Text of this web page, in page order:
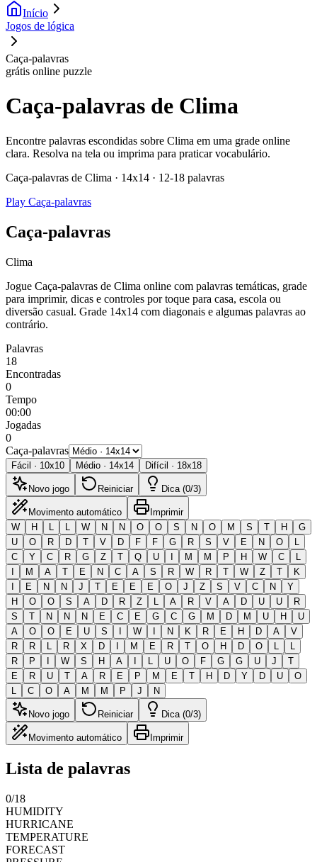
Início
Jogos de lógica
Caça-palavras
grátis online puzzle
Caça-palavras de Clima
Encontre palavras escondidas sobre Clima em uma grade online
clara. Resolva na tela ou imprima para praticar vocabulário.
Caça-palavras de Clima · 14x14 · 12-18 palavras
Play Caça-palavras
Caça-palavras
Clima
Jogue Caça-palavras de Clima online com palavras temáticas, grade
para imprimir, dicas e controles por toque para casa, escola ou
diversão casual. Grade 14x14 com diagonais e algumas palavras ao
contrário.
Palavras
18
Encontradas
0
Tempo
00:00
Jogadas
0
Caça-palavras
Fácil · 10x10 Médio · 14x14 Difícil · 18x18
Novo jogo Reiniciar Dica (0/3)
Movimento automático
Imprimir
W
H L L W N N O O S N O M S T H
G
U
O R D T V D F F G R S V E N O
L
C
Y C R G Z T Q U I M M P H W C
L
I
M A T E N C A S R W R T W Z T
K
I
E N N J T E E E O J Z S V C N
Y
H
O O S A D R Z L A R V A D U U
R
S
T N N N E C E G C G M D M U H
U
A
O O E U S I W I N K R E H D A
V
R
R L R X D I M E R T O H D O L
L
R
P I W S H A I L U O F G G U J
T
E
R U T A R E P M E T H D Y D U
O
L
C O A M M P J N
Novo jogo Reiniciar Dica (0/3)
Movimento automático Imprimir
Lista de palavras
0/18
HUMIDITY
HURRICANE
TEMPERATURE
FORECAST